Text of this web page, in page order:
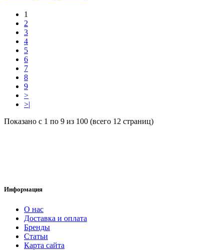
1
2
3
4
5
6
7
8
9
>
>|
Показано с 1 по 9 из 100 (всего 12 страниц)
Информация
О нас
Доставка и оплата
Бренды
Статьи
Карта сайта